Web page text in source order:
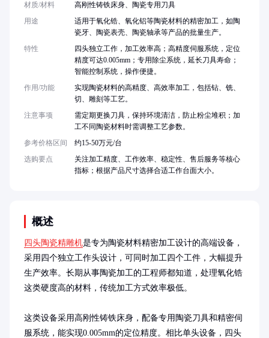
概述
四头陶瓷精雕机是专为陶瓷材料精密加工设计的高端设备，
采用四个独立工作头设计，可同时加工四个工件，大幅提升
生产效率。长期从事陶瓷加工的工程师都知道，处理氧化锆
这类硬度高的材料，传统加工方式效率极低。
这类设备采用高刚性铸铁床身，配备专用陶瓷刀具和精密伺
服系统，能实现0.005mm的定位精度。相比单头设备，四头
材质/材料
高刚性铸铁床身、陶瓷专用刀具
用途
适用于氧化锆、氧化铝等陶瓷材料的精密加工，如陶
瓷牙、陶瓷表壳、陶瓷轴承等产品的批量生产。
特性
四头独立工作，加工效率高；高精度伺服系统，定位
精度可达0.005mm；专用除尘系统，延长刀具寿命；
智能控制系统，操作便捷。
作用/功能
实现陶瓷材料的高精度、高效率加工，包括钻、铣、
切、雕刻等工艺。
注意事项
需定期更换刀具，保持环境清洁，防止粉尘堆积；加
工不同陶瓷材料时需调整工艺参数。
参考价格区间
约15-50万元/台
选购要点
关注加工精度、工作效率、稳定性、售后服务等核心
指标；根据产品尺寸选择合适工作台面大小。